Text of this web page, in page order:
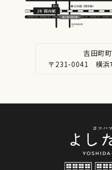
吉田町
〒231-0041 横浜